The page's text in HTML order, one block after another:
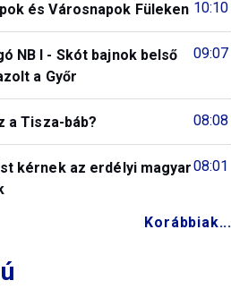
10:10
és Városnapok Füleken
09:07
NB I - Skót bajnok belső
a Győr
08:08
a Tisza-báb?
08:01
kérnek az erdélyi magyar
Korábbiak...